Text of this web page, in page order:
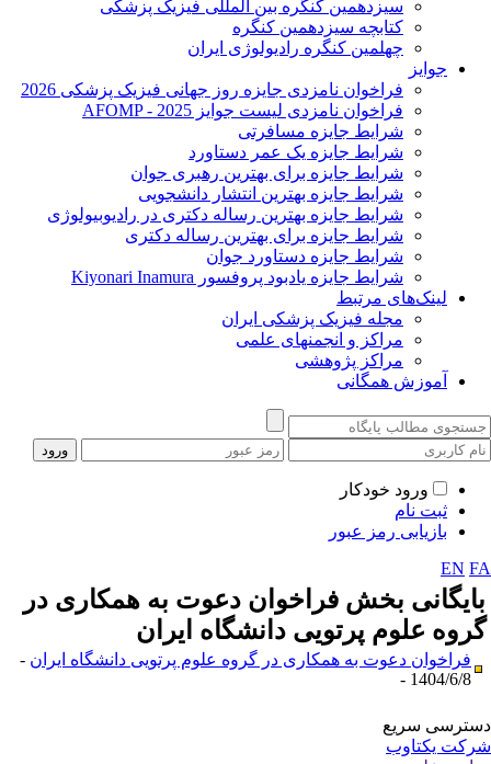
سیزدهمین کنگره بین المللی فیزیک پزشکی
کتابچه سیزدهمین کنگره
چهلمین کنگره رادیولوژی ایران
جوایز
فراخوان نامزدی جایزه روز جهانی فیزیک پزشکی 2026
فراخوان نامزدی لیست جوایز AFOMP - 2025
شرایط جایزه مسافرتی
شرایط جایزه یک عمر دستاورد
شرایط جایزه برای بهترین رهبری جوان
شرایط جایزه بهترین انتشار دانشجویی
شرایط جایزه بهترین رساله دکتری در رادیوبیولوژی
شرایط جایزه برای بهترین رساله دکتری
شرایط جایزه دستاورد جوان
شرایط جایزه یادبود پروفسور Kiyonari Inamura
لینک‌های مرتبط
مجله فیزیک پزشکی ایران
مراکز و انجمنهای علمی
مراکز پژوهشی
آموزش همگانی
ورود خودکار
ثبت نام
بازیابی رمز عبور
EN
بخشفراخوان دعوت به همکاری در
علوم پرتویی دانشگاه ایران
فراخوان دعوت به همکاری در گروه علوم پرتویی دانشگاه ایران-
1404/6/8 -
سریع
یکتاوب